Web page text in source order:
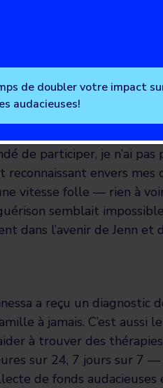
comédie. Une des raisons
à mes proches qu’il est
fois, surtout quand cela
de participer, je n’ai pas
reconnaissant envers mes
vitesse folle — rien à voir
semblait
dans l’avenir de Jenn et
a reçu un diagnostic
à jamais. C’est aussi
à trouver des
sur 24, 7 jours sur 7
de fonds audacieuses
de doubler votre impact
audacieuses!